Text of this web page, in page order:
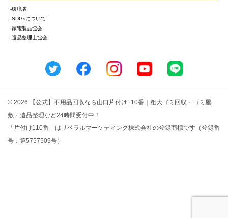
-環境省
-SDGsについて
-家電製品協会
-遺品整理士協会
© 2026 【公式】不用品回収なら山口片付け110番｜粗大ゴミ回収・ゴミ屋
敷・遺品整理など24時間受付中！
「片付け110番」はリベラルマーケティング株式会社の登録商標です（登録番
号：第5757509号）